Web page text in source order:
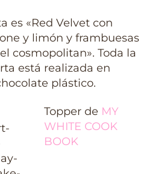
es «Red Velvet con
y limón y frambuesas
cosmopolitan». Toda la
está realizada en
plástico.
Topper de MY
WHITE COOK
BOOK